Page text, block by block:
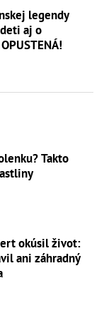
legendy
aj o
Takto
okúsil život:
ani záhradný